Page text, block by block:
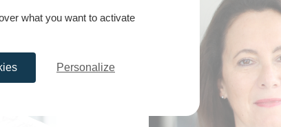
what you want to activate
Personalize